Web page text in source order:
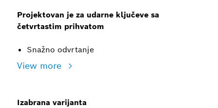
Projektovan je za udarne ključeve sa
četvrtastim prihvatom
Snažno odvrtanje
View more
Izabrana varijanta